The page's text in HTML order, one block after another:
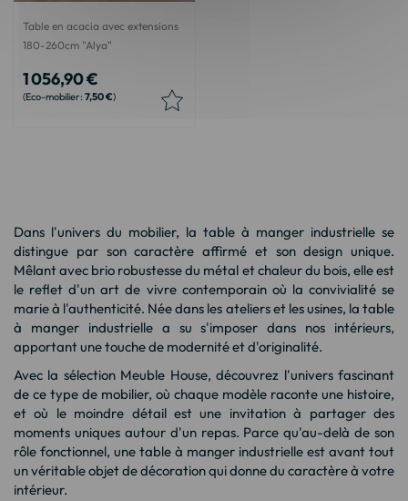
Table en acacia avec extensions
180-260cm "Alya"
1 056,90 €
7,50 €
Dans l'univers du mobilier, la table à manger industrielle se
distingue par son caractère affirmé et son design unique.
Mêlant avec brio robustesse du métal et chaleur du bois, elle est
le reflet d'un art de vivre contemporain où la convivialité se
marie à l'authenticité. Née dans les ateliers et les usines, la table
à manger industrielle a su s'imposer dans nos intérieurs,
apportant une touche de modernité et d'originalité.
Avec la sélection Meuble House, découvrez l'univers fascinant
de ce type de mobilier, où chaque modèle raconte une histoire,
et où le moindre détail est une invitation à partager des
moments uniques autour d'un repas. Parce qu'au-delà de son
rôle fonctionnel, une table à manger industrielle est avant tout
un véritable objet de décoration qui donne du caractère à votre
intérieur.